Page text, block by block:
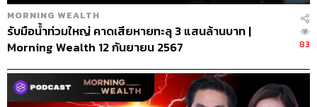
MORNING WEALTH
รับมือน้ำท่วมใหญ่ คาดเสียหายทะลุ 3 แสนล้านบาท |
Morning Wealth 12 กันยายน 2567
83